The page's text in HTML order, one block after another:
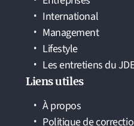
International
Management
Lifestyle
Les entretiens du
Liens utiles
À propos
Politique de